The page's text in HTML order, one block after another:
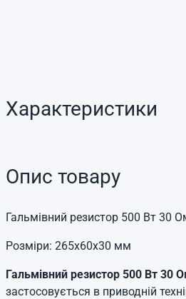
Характеристики
Опис товару
Гальмівний резистор 500 Вт 30
Розміри: 265х60х30 мм
Гальмівний резистор 500 Вт 30
застосовується в приводній